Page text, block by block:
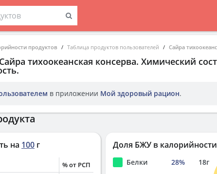
продуктов Таблица продуктов пользователей Сайра
Сайра тихоокеанская консерва. Химический
в приложении Мой здоровый рацион.
на 100 г
% от РСП
Доля БЖУ в калорийности
Белки 28% 18г